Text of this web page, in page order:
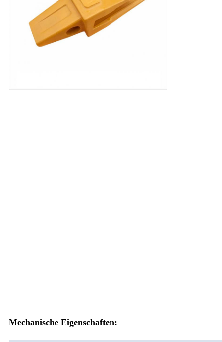
Mechanische Eigenschaften: